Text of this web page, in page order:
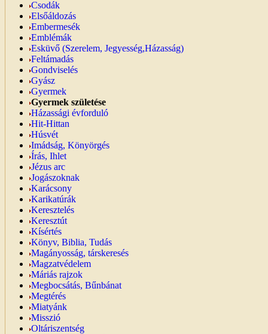
Csodák
Elsőáldozás
Embermesék
Emblémák
Esküvő (Szerelem, Jegyesség,Házasság)
Feltámadás
Gondviselés
Gyász
Gyermek
Gyermek születése
Házassági évforduló
Hit-Hittan
Húsvét
Imádság, Könyörgés
Írás, Ihlet
Jézus arc
Jogászoknak
Karácsony
Karikatúrák
Keresztelés
Keresztút
Kísértés
Könyv, Biblia, Tudás
Magányosság, társkeresés
Magzatvédelem
Máriás rajzok
Megbocsátás, Bűnbánat
Megtérés
Miatyánk
Misszió
Oltáriszentség